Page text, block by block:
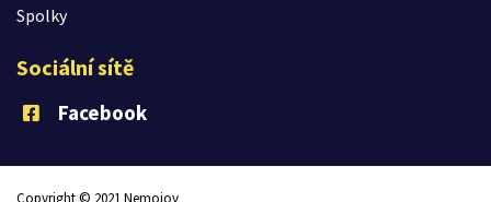
Spolky
Sociální sítě
Facebook
Copyright © 2021 Nemojov